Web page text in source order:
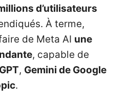
d’utilisateurs
À terme,
de Meta AI une
, capable de
, Gemini de Google
.